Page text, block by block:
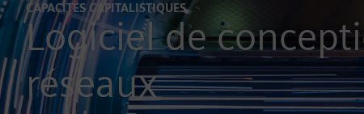
CAPACITÉS CAPITALISTIQUES
Logiciel de
réseaux